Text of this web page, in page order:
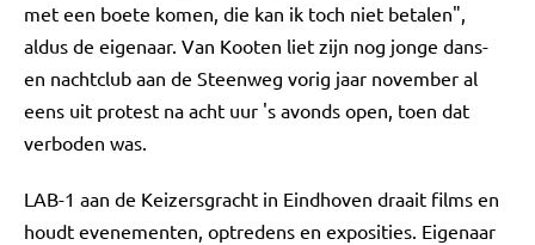
met een boete komen, die kan ik toch niet betalen",
aldus de eigenaar. Van Kooten liet zijn nog jonge dans-
en nachtclub aan de Steenweg vorig jaar november al
eens uit protest na acht uur 's avonds open, toen dat
verboden was.
LAB-1 aan de Keizersgracht in Eindhoven draait films en
houdt evenementen, optredens en exposities. Eigenaar